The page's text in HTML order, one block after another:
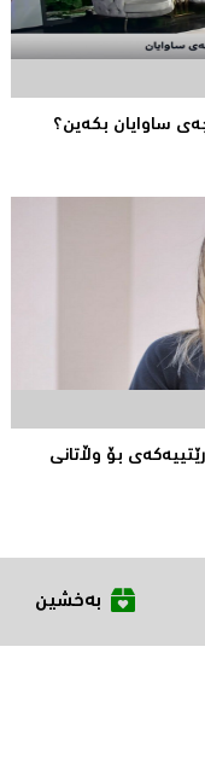
ساوایان بکەین؟
بۆ وڵاتانی
بەخشین